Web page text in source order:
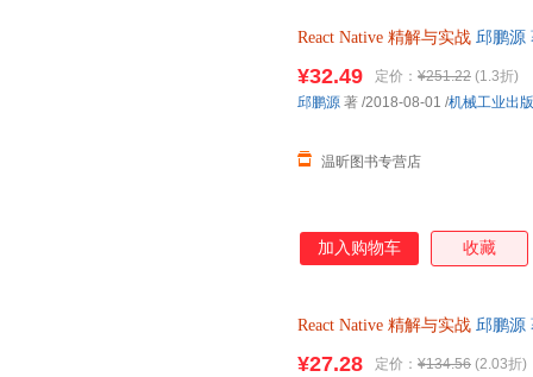
React Native 精解与实战 邱鹏源
¥32.49 定价： ¥251.22 (1.3折)
温昕图书专营店
邱鹏源 著 /2018-08-01 /机械工业出
加入购物车 收藏
React Native 精解与实战 邱鹏源
¥27.28 定价： ¥134.56 (2.03折)